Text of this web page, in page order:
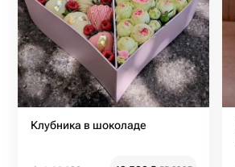
Клубника в шоколаде